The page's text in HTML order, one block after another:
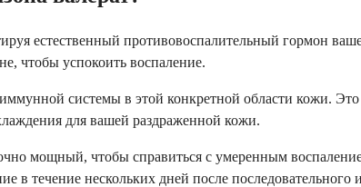
естественный противовоспалительный гормон
чтобы успокоить воспаление.
системы в этой конкретной области кожи.
для вашей раздраженной кожи.
мощный, чтобы справиться с умеренным
в течение нескольких дней после последовательного